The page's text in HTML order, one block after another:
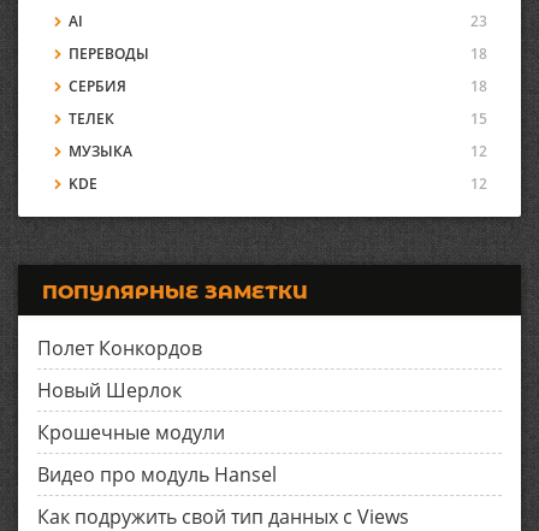
AI
23
ПЕРЕВОДЫ
18
СЕРБИЯ
18
ТЕЛЕК
15
МУЗЫКА
12
KDE
12
ПОПУЛЯРНЫЕ ЗАМЕТКИ
Полет Конкордов
Новый Шерлок
Крошечные модули
Видео про модуль Hansel
Как подружить свой тип данных с Views